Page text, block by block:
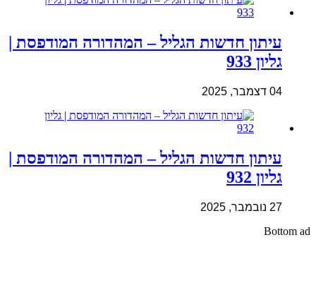
עיתון חדשות הגליל – המהדורה המודפסת |
גליון 933
04 דצמבר, 2025
עיתון חדשות הגליל – המהדורה המודפסת |
גליון 932
27 נובמבר, 2025
Bottom ad